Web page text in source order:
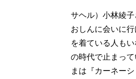
サヘル）小林綾
おしんに会いに
を着ている人も
の時代で止まっ
まは『カーネーシ